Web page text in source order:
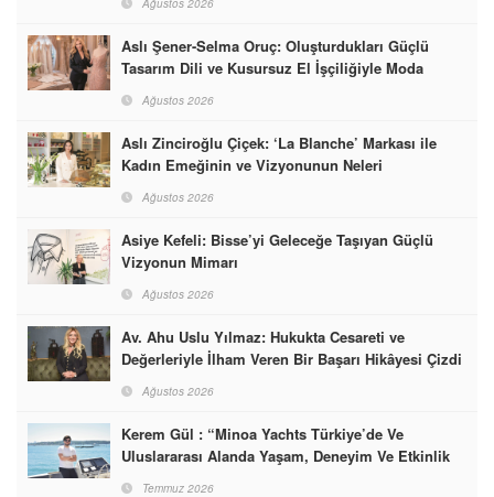
Ağustos 2026
Aslı Şener-Selma Oruç: Oluşturdukları Güçlü
Tasarım Dili ve Kusursuz El İşçiliğiyle Moda
Dünyasına İmzalarını Attılar
Ağustos 2026
Aslı Zinciroğlu Çiçek: ‘La Blanche’ Markası ile
Kadın Emeğinin ve Vizyonunun Neleri
Başarabileceğinin En Güzel Örneğini Sunuyor
Ağustos 2026
Asiye Kefeli: Bisse’yi Geleceğe Taşıyan Güçlü
Vizyonun Mimarı
Ağustos 2026
Av. Ahu Uslu Yılmaz: Hukukta Cesareti ve
Değerleriyle İlham Veren Bir Başarı Hikâyesi Çizdi
Ağustos 2026
Kerem Gül : “Minoa Yachts Türkiye’de Ve
Uluslararası Alanda Yaşam, Deneyim Ve Etkinlik
Markası Olacak”
Temmuz 2026